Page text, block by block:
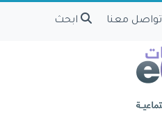
تواصل معنا ابحث